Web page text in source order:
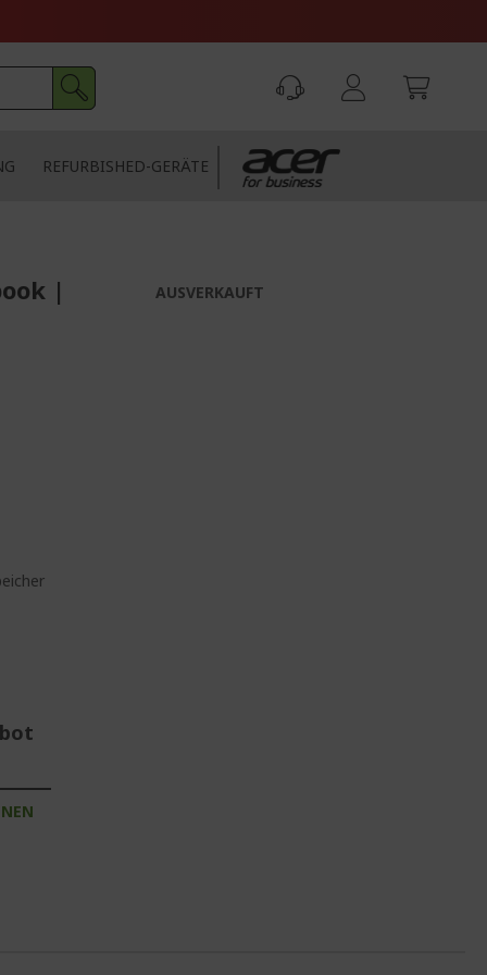
REFURBISHED-GERÄTE
|
AUSVERKAUFT